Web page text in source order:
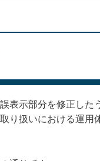
表示部分を修正し
り扱いにおける運用